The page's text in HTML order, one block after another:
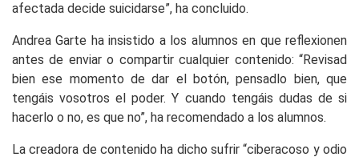
afectada decide suicidarse”, ha concluido.
Andrea Garte ha insistido a los alumnos en que reflexionen
antes de enviar o compartir cualquier contenido: “Revisad
bien ese momento de dar el botón, pensadlo bien, que
tengáis vosotros el poder. Y cuando tengáis dudas de si
hacerlo o no, es que no”, ha recomendado a los alumnos.
La creadora de contenido ha dicho sufrir “ciberacoso y odio